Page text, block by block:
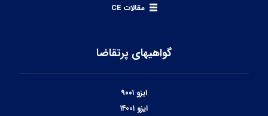
مقالات CE
گواهیهای پرتقاضا
ایزو ۹۰۰۱
ایزو ۱۴۰۰۱